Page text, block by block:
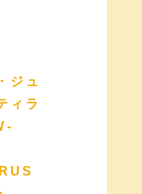
ジュ
ィラ